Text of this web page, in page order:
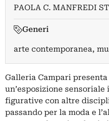
PAOLA C. MANFREDI
Generi
arte contemporanea,
Galleria Campari
un’esposizione
figurative con altre
passando per la moda e